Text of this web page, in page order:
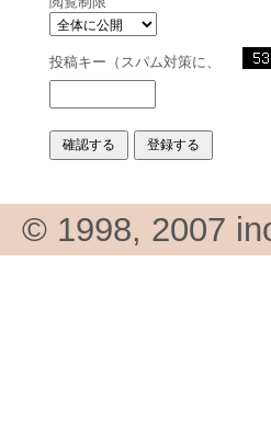
投稿キー（スパム対策に、
© 1998, 2007